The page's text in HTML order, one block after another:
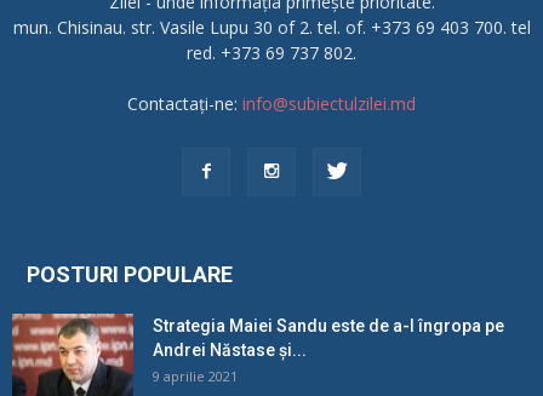
mun. Chisinau. str. Vasile Lupu 30 of 2. tel. of. +373 69 403 700. tel
red. +373 69 737 802.
Contactați-ne: info@subiectulzilei.md
POSTURI POPULARE
Strategia Maiei Sandu este de a-l îngropa pe
Andrei Năstase și...
9 aprilie 2021